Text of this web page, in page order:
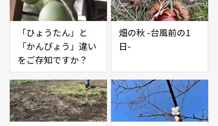
「ひょうたん」と
「かんぴょう」違い
をご存知ですか？
畑の秋 -台風前の1
日-